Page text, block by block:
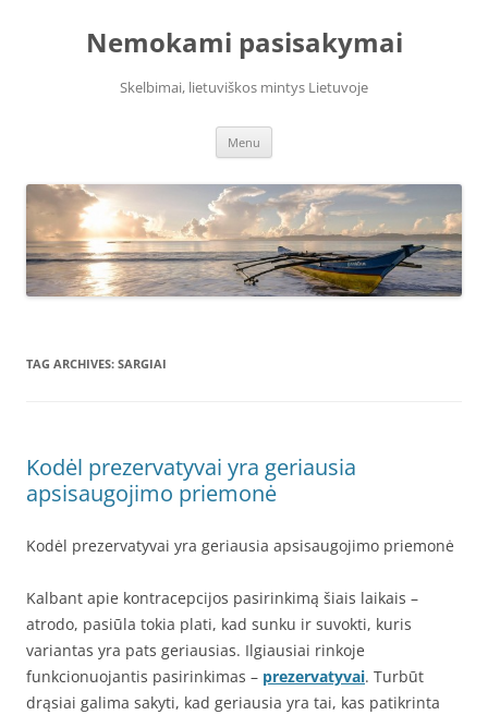
Nemokami pasisakymai
Skelbimai, lietuviškos mintys Lietuvoje
Menu
TAG ARCHIVES: SARGIAI
Kodėl prezervatyvai yra geriausia
apsisaugojimo priemonė
Kodėl prezervatyvai yra geriausia apsisaugojimo priemonė
Kalbant apie kontracepcijos pasirinkimą šiais laikais –
atrodo, pasiūla tokia plati, kad sunku ir suvokti, kuris
variantas yra pats geriausias. Ilgiausiai rinkoje
funkcionuojantis pasirinkimas – prezervatyvai. Turbūt
drąsiai galima sakyti, kad geriausia yra tai, kas patikrinta